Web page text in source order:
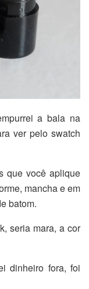
a bala na
ver pelo swatch
que você aplique
mancha e em
batom.
seria mara, a cor
dinheiro fora, foi